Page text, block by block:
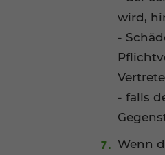
wird,
-
- falls
Wenn